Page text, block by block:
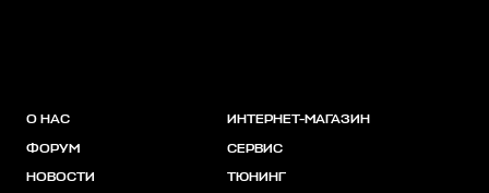
О НАС
ФОРУМ
НОВОСТИ
ИНТЕРНЕТ-МАГАЗИН
СЕРВИС
ТЮНИНГ